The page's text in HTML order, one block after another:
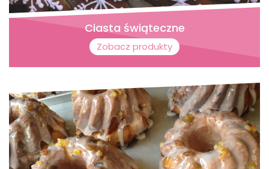
Ciasta świąteczne
Zobacz produkty